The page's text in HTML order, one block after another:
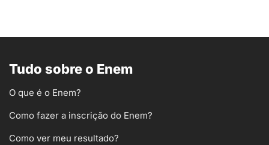
Tudo sobre o Enem
O que é o Enem?
Como fazer a inscrição do Enem?
Como ver meu resultado?